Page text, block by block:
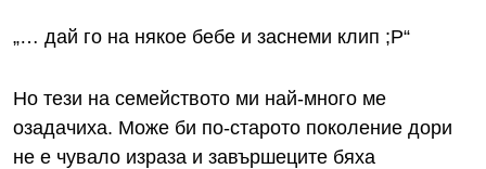
„… дай го на някое бебе и заснеми клип ;Р“
Но тези на семейството ми най-много ме
озадачиха. Може би по-старото поколение дори
не е чувало израза и завършеците бяха